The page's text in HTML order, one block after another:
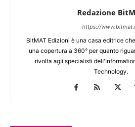
Redazione
https://
BitMAT Edizioni è una casa editrice
una copertura a 360° per quanto
rivolta agli specialisti
Technology.